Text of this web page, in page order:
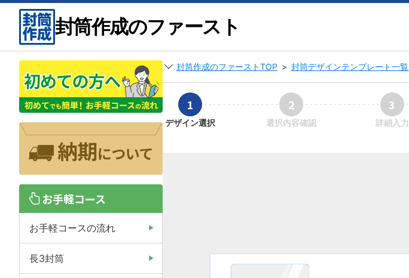
封筒作成のファースト
お手軽コース
お手軽コースの流れ
長3封筒
封筒作成のファーストTOP >封筒デザインテンプレート一覧
1
デザイン選択
2
選択内容確認
3
詳細入力